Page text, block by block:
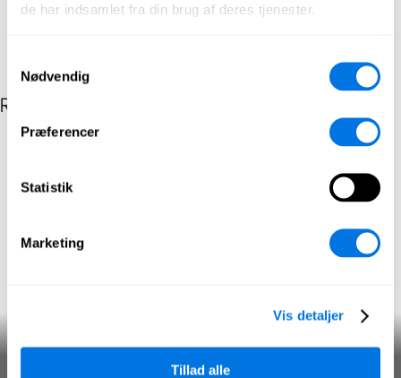
de har indsamlet fra din brug af deres tjenester.
Nødvendig
Præferencer
Statistik
Marketing
Vis detaljer
Tillad alle
Relaterede indlæg efter kategori